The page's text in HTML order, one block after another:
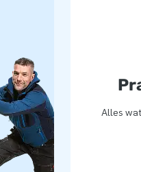
Alles